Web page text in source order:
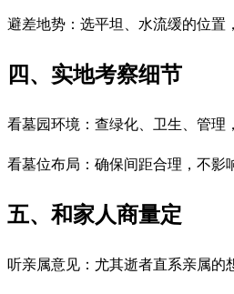
避差地势：选平坦、水流缓的位置
四、实地考察细节
看墓园环境：查绿化、卫生、管理
看墓位布局：确保间距合理，不影
五、和家人商量定
听亲属意见：尤其逝者直系亲属的